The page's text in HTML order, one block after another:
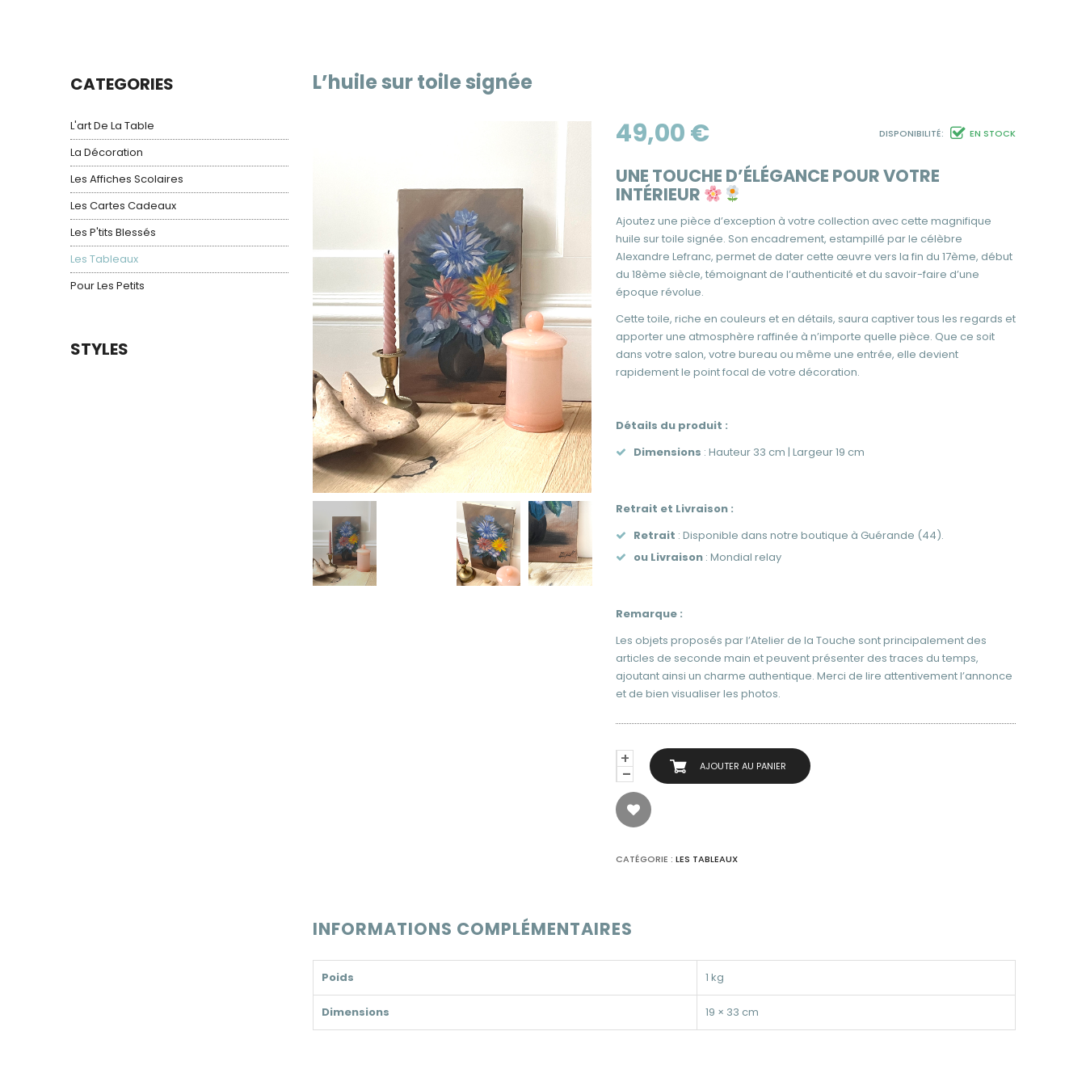
CATEGORIES
L'art De La Table
La Décoration
Les Affiches Scolaires
Les Cartes Cadeaux
Les P'tits Blessés
Les Tableaux
Pour Les Petits
STYLES
L’huile sur toile signée
49,00€ DISPONIBILITÉ: EN STOCK
UNE TOUCHE D’ÉLÉGANCE POUR VOTRE
INTÉRIEUR
Ajoutez une pièce d’exception à votre collection avec cette magnifique
huile sur toile signée. Son encadrement, estampillé par le célèbre
Alexandre Lefranc, permet de dater cette œuvre vers la fin du 17ème, début
du 18ème siècle, témoignant de l’authenticité et du savoir-faire d’une
époque révolue.
Cette toile, riche en couleurs et en détails, saura captiver tous les regards et
apporter une atmosphère raffinée à n’importe quelle pièce. Que ce soit
dans votre salon, votre bureau ou même une entrée, elle devient
rapidement le point focal de votre décoration.
Détails du produit :
Dimensions : Hauteur 33 cm | Largeur 19 cm
Retrait et Livraison :
Retrait : Disponible dans notre boutique à Guérande (44).
ou Livraison : Mondial relay
Remarque :
Les objets proposés par l’Atelier de la Touche sont principalement des
articles de seconde main et peuvent présenter des traces du temps,
ajoutant ainsi un charme authentique. Merci de lire attentivement l’annonce
et de bien visualiser les photos.
QUANTITÉ
DE
L'HUILE
SUR
TOILE
SIGNÉE
AJOUTER AU PANIER
CATÉGORIE : LES TABLEAUX
INFORMATIONS COMPLÉMENTAIRES
Poids 1 kg
Dimensions 19 × 33 cm